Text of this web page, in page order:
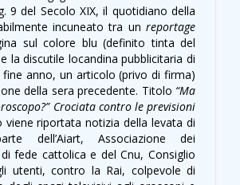
9 del Secolo XIX, il quotidiano della
incuneato tra un reportage
sul colore blu (definito tinta del
la discutile locandina pubblicitaria di
fine anno, un articolo (privo di firma)
della sera precedente. Titolo “Ma
Crociata contro le previsioni
viene riportata notizia della levata di
dell’Aiart, Associazione dei
fede cattolica e del Cnu, Consiglio
utenti, contro la Rai, colpevole di